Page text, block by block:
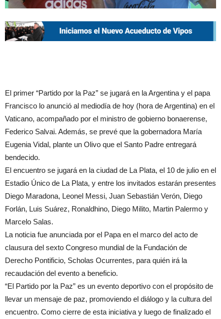
El primer “Partido por la Paz” se jugará en la Argentina y el papa
Francisco lo anunció al mediodía de hoy (hora de Argentina) en el
Vaticano, acompañado por el ministro de gobierno bonaerense,
Federico Salvai. Además, se prevé que la gobernadora María
Eugenia Vidal, plante un Olivo que el Santo Padre entregará
bendecido.
El encuentro se jugará en la ciudad de La Plata, el 10 de julio en el
Estadio Único de La Plata, y entre los invitados estarán presentes
Diego Maradona, Leonel Messi, Juan Sebastián Verón, Diego
Forlán, Luis Suárez, Ronaldhino, Diego Milito, Martin Palermo y
Marcelo Salas.
La noticia fue anunciada por el Papa en el marco del acto de
clausura del sexto Congreso mundial de la Fundación de
Derecho Pontificio, Scholas Ocurrentes, para quién irá la
recaudación del evento a beneficio.
“El Partido por la Paz” es un evento deportivo con el propósito de
llevar un mensaje de paz, promoviendo el diálogo y la cultura del
encuentro. Como cierre de esta iniciativa y luego de finalizado el